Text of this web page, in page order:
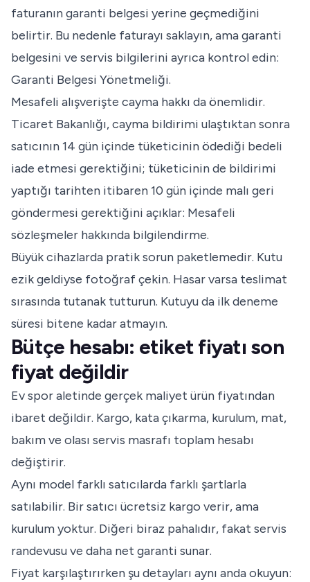
faturanın garanti belgesi yerine geçmediğini
belirtir. Bu nedenle faturayı saklayın, ama garanti
belgesini ve servis bilgilerini ayrıca kontrol edin:
Garanti Belgesi Yönetmeliği.
Mesafeli alışverişte cayma hakkı da önemlidir.
Ticaret Bakanlığı, cayma bildirimi ulaştıktan sonra
satıcının 14 gün içinde tüketicinin ödediği bedeli
iade etmesi gerektiğini; tüketicinin de bildirimi
yaptığı tarihten itibaren 10 gün içinde malı geri
göndermesi gerektiğini açıklar: Mesafeli
sözleşmeler hakkında bilgilendirme.
Büyük cihazlarda pratik sorun paketlemedir. Kutu
ezik geldiyse fotoğraf çekin. Hasar varsa teslimat
sırasında tutanak tutturun. Kutuyu da ilk deneme
süresi bitene kadar atmayın.
Bütçe hesabı: etiket fiyatı son
fiyat değildir
Ev spor aletinde gerçek maliyet ürün fiyatından
ibaret değildir. Kargo, kata çıkarma, kurulum, mat,
bakım ve olası servis masrafı toplam hesabı
değiştirir.
Aynı model farklı satıcılarda farklı şartlarla
satılabilir. Bir satıcı ücretsiz kargo verir, ama
kurulum yoktur. Diğeri biraz pahalıdır, fakat servis
randevusu ve daha net garanti sunar.
Fiyat karşılaştırırken şu detayları aynı anda okuyun: